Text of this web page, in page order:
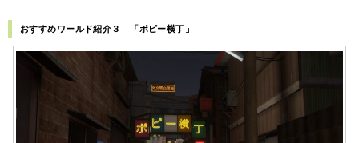
おすすめワールド紹介３ 「ポピー横丁」